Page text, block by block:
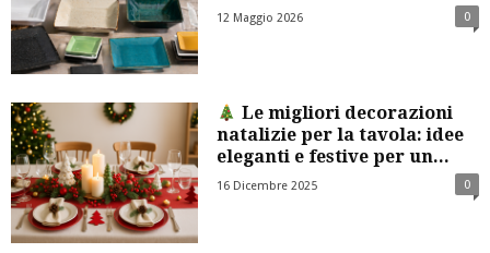
12 Maggio 2026 0
Le migliori decorazioni
natalizie per la tavola: idee
eleganti e festive per un...
16 Dicembre 2025 0